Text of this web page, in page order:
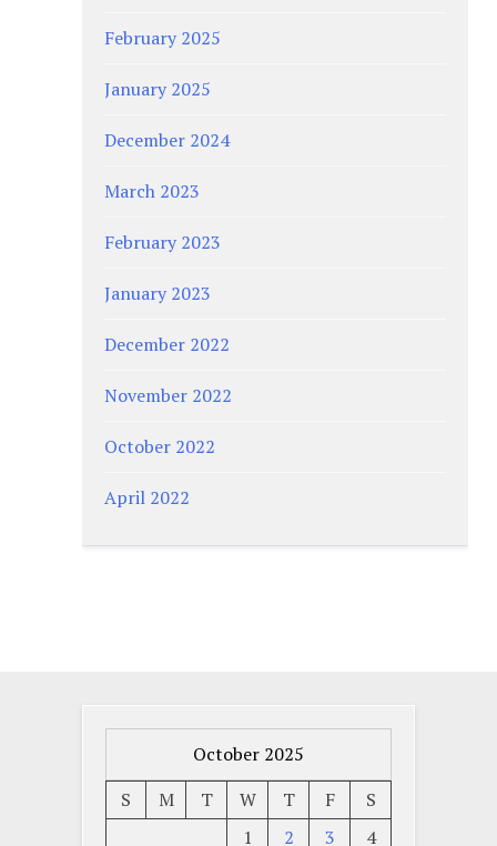
February 2025
January 2025
December 2024
March 2023
February 2023
January 2023
December 2022
November 2022
October 2022
April 2022
October 2025
S
M T W T F
S
1
2 3 4